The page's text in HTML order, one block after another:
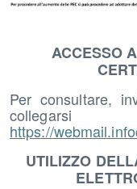
ACCESSO
Per consultare,
https://
UTILIZZO